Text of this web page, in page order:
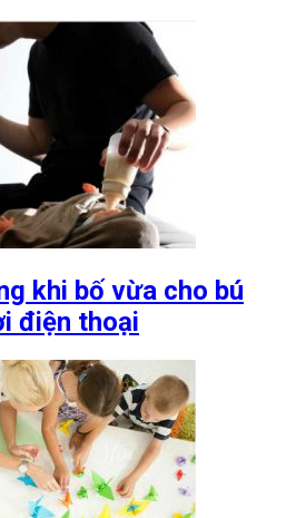
khi bố vừa cho bú
điện thoại